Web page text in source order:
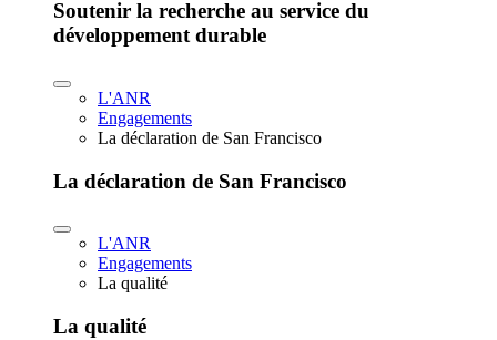
Soutenir la recherche au service du
développement durable
L'ANR
Engagements
La déclaration de San Francisco
La déclaration de San Francisco
L'ANR
Engagements
La qualité
La qualité